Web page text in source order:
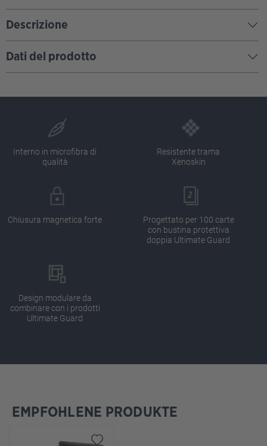
Descrizione
Dati del prodotto
Interno in microfibra di
qualità
Resistente trama
Xenoskin
Chiusura magnetica forte
Progettato per 100 carte
con bustina protettiva
doppia Ultimate Guard
Design modulare da
combinare con i prodotti
Ultimate Guard
Salta la galleria dei prodotti
EMPFOHLENE PRODUKTE